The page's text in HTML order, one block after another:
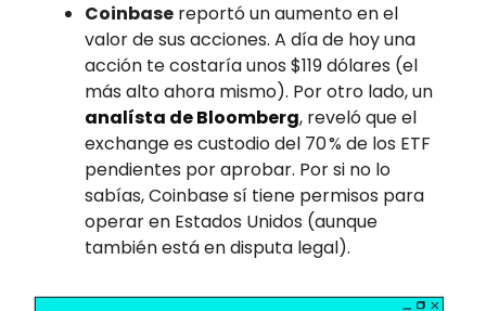
Coinbase reportó un aumento en el
valor de sus acciones. A día de hoy una
acción te costaría unos $119 dólares (el
más alto ahora mismo). Por otro lado, un
analísta de Bloomberg, reveló que el
exchange es custodio del 70 % de los ETF
pendientes por aprobar. Por si no lo
sabías, Coinbase sí tiene permisos para
operar en Estados Unidos (aunque
también está en disputa legal).